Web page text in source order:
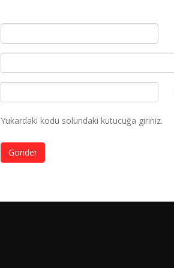
Yukardaki kodu solundaki kutucuğa giriniz.
Gönder